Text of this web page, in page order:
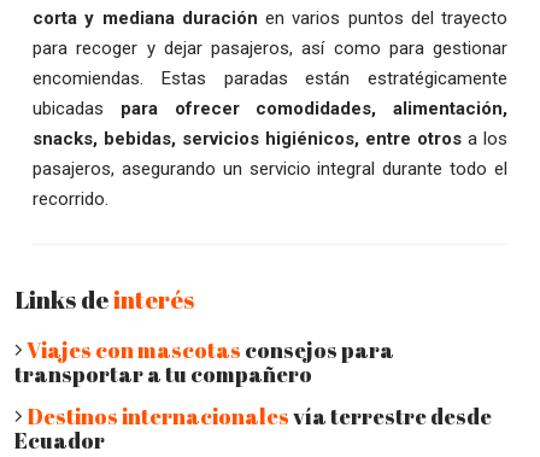
corta y mediana duración en varios puntos del trayecto
para recoger y dejar pasajeros, así como para gestionar
encomiendas. Estas paradas están estratégicamente
ubicadas para ofrecer comodidades, alimentación,
snacks, bebidas, servicios higiénicos, entre otros a los
pasajeros, asegurando un servicio integral durante todo el
recorrido.
Links deinterés
Viajes con mascotas consejos para
transportar a tu compañero
Destinos internacionalesvía terrestre desde
Ecuador